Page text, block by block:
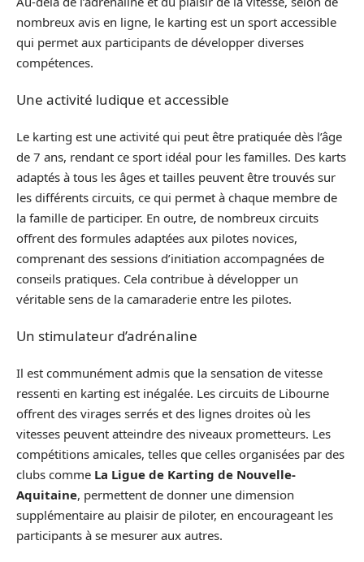
nombreux avis en ligne, le karting est un sport accessible
qui permet aux participants de développer diverses
compétences.
Une activité ludique et accessible
Le karting est une activité qui peut être pratiquée dès l’âge
de 7 ans, rendant ce sport idéal pour les familles. Des karts
adaptés à tous les âges et tailles peuvent être trouvés sur
les différents circuits, ce qui permet à chaque membre de
la famille de participer. En outre, de nombreux circuits
offrent des formules adaptées aux pilotes novices,
comprenant des sessions d’initiation accompagnées de
conseils pratiques. Cela contribue à développer un
véritable sens de la camaraderie entre les pilotes.
Un stimulateur d’adrénaline
Il est communément admis que la sensation de vitesse
ressenti en karting est inégalée. Les circuits de Libourne
offrent des virages serrés et des lignes droites où les
vitesses peuvent atteindre des niveaux prometteurs. Les
compétitions amicales, telles que celles organisées par des
clubs comme La Ligue de Karting de Nouvelle-
Aquitaine, permettent de donner une dimension
supplémentaire au plaisir de piloter, en encourageant les
participants à se mesurer aux autres.